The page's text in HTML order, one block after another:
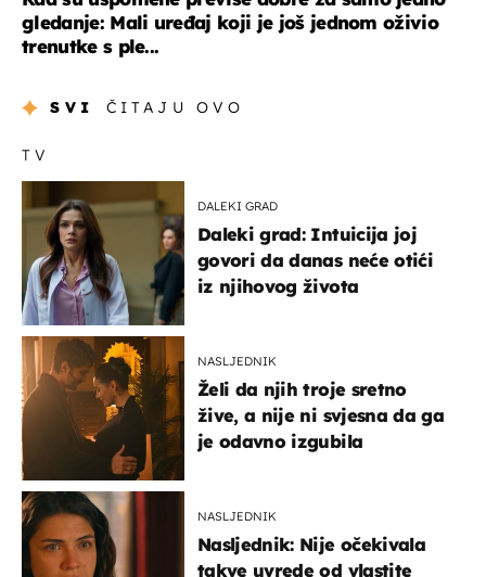
gledanje: Mali uređaj koji je još jednom oživio
trenutke s ple...
SVI ČITAJU OVO
TV
DALEKI GRAD
Daleki grad: Intuicija joj
govori da danas neće otići
iz njihovog života
NASLJEDNIK
Želi da njih troje sretno
žive, a nije ni svjesna da ga
je odavno izgubila
NASLJEDNIK
Nasljednik: Nije očekivala
takve uvrede od vlastite